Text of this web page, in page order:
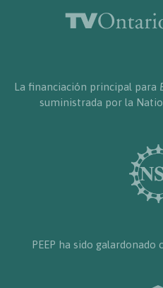
La financiación principal para
suministrada por la
PEEP ha sido